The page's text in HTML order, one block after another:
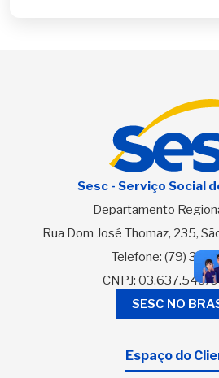
Sesc - Serviço Social
Departamento
Rua Dom José Thomaz, 235,
Telefone: (79)
CNPJ: 03.637.549/
SESC NO
Espaço do